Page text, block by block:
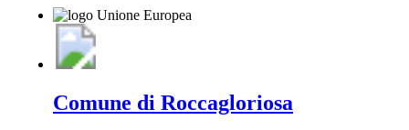
Comune di Roccagloriosa